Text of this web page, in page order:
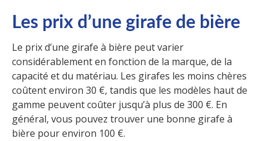
Les prix d’une girafe de bière
Le prix d’une girafe à bière peut varier
considérablement en fonction de la marque, de la
capacité et du matériau. Les girafes les moins chères
coûtent environ 30 €, tandis que les modèles haut de
gamme peuvent coûter jusqu’à plus de 300 €. En
général, vous pouvez trouver une bonne girafe à
bière pour environ 100 €.